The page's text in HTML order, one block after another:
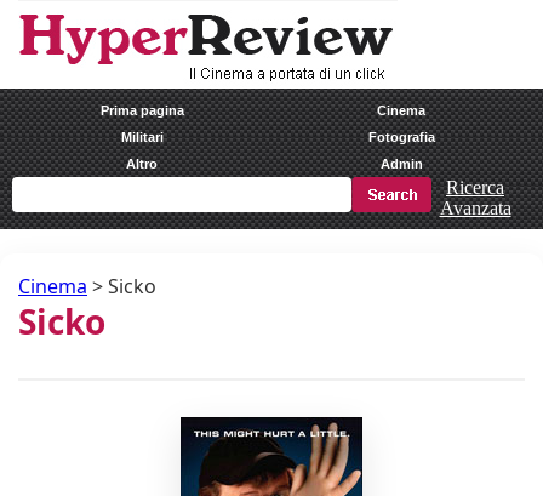
Prima pagina
Cinema
Militari
Fotografia
Altro
Admin
Ricerca
Avanzata
Cinema >Sicko
Sicko